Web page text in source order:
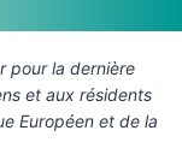
pour la dernière
et aux résidents
Européen et de la